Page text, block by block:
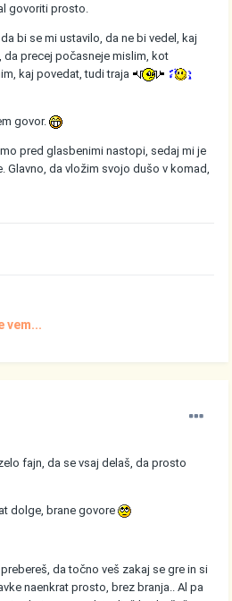
govoriti prosto.
bi se mi ustavilo, da ne bi vedel, kaj
da precej počasneje mislim, kot
kaj povedat, tudi traja
govor.
pred glasbenimi nastopi, sedaj mi je
Glavno, da vložim svojo dušo v komad,
vem...
fajn, da se vsaj delaš, da prosto
dolge, brane govore
da točno veš zakaj se gre in si
naenkrat prosto, brez branja.. Al pa